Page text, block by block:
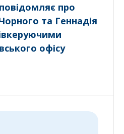
про
та Геннадія
офісу